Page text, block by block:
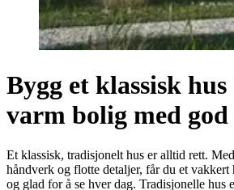
Bygg et klassisk hus
varm bolig med
Et klassisk, tradisjonelt hus er alltid rett.
håndverk og flotte detaljer, får du et vakkert
og glad for å se hver dag. Tradisjonelle hus